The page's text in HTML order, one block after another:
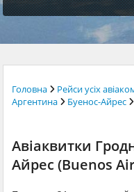
Головна Рейси усіх
Аргентина
Буенос-Айрес
Авіаквитки
Айрес (Buenos